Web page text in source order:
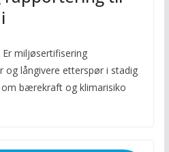
miljøsertifisering
og långivere etterspør i stadig
bærekraft og klimarisiko